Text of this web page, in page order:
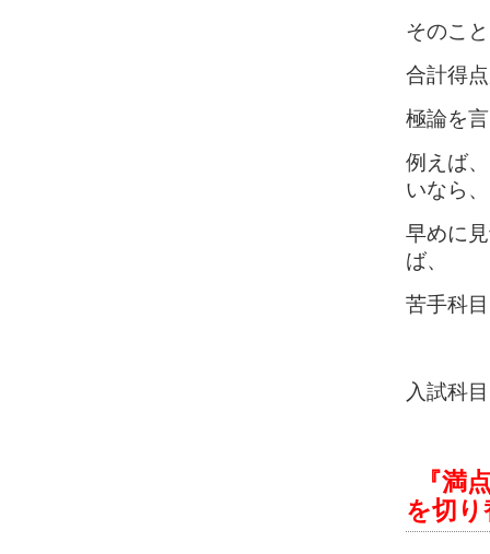
そのこ
合計得
極論を
例えば
いなら、
早めに
ば、
苦手科
入試科
『満
を切